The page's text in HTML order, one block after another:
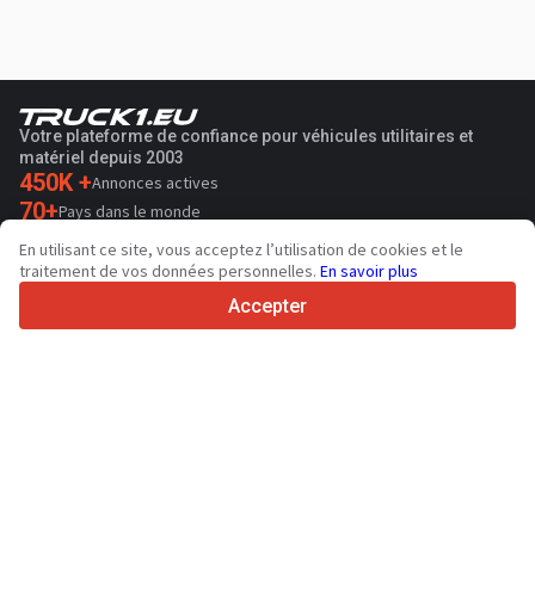
Votre plateforme de confiance pour véhicules utilitaires et
matériel depuis 2003
450K +Annonces actives
70+Pays dans le monde
36 Langues prises en charge
4.7/5
En utilisant ce site, vous acceptez l’utilisation de cookies et le
traitement de vos données personnelles. En savoir plus
Accepter